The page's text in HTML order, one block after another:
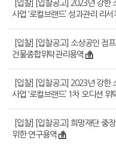
[입찰] [입찰공고] 2023년 강한
사업 ‘로컬브랜드’ 성과관리 리
[입찰] [입찰공고] 소상공인 점
건물종합위탁관리용역
[입찰] [입찰공고] 2023년 강한
사업 ‘로컬브랜드’ 1차 오디션 위
[입찰] [입찰공고] 희망재단 중
위한 연구용역